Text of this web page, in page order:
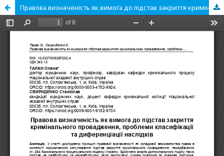
Правова визначеність як вимога до підстав закриття кримінального провадження, проблеми класифікації та диференціації наслідків